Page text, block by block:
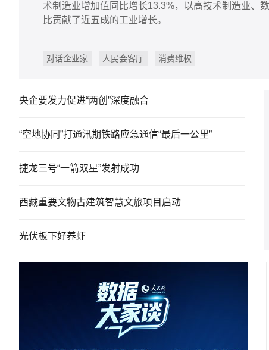
术制造业增加值同比增长13.3%，以高技术制造业、
比贡献了近五成的工业增长。
对话企业家 人民会客厅 消费维权
央企要发力促进“两创”深度融合
“空地协同”打通汛期铁路应急通信“最后一公里”
捷龙三号“一箭双星”发射成功
西藏重要文物古建筑智慧文旅项目启动
光伏板下好养虾